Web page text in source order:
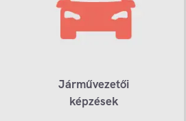
Járművezetői
képzések